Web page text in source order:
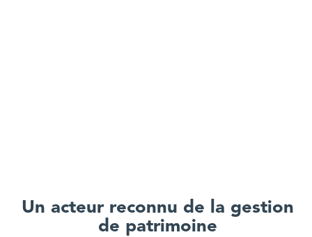
Un acteur reconnu de la gestion
de patrimoine